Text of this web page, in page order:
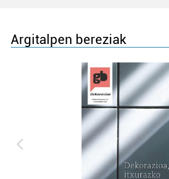
Argitalpen bereziak